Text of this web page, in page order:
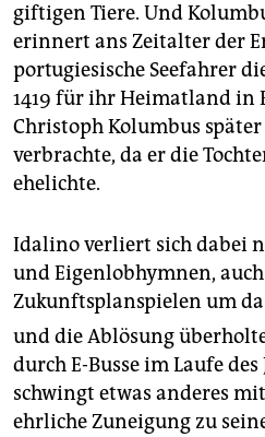
giftigen Tiere. Und
erinnert ans Zeitalter der
portugiesische Seefahrer
1419 für ihr Heimatland in
Christoph Kolumbus
verbrachte, da er die
ehelichte.
Idalino verliert sich dabei
und Eigenlobhymnen,
Zukunftsplanspielen um
und die Ablösung
durch E-Busse im Laufe des
schwingt etwas anderes
ehrliche Zuneigung zu